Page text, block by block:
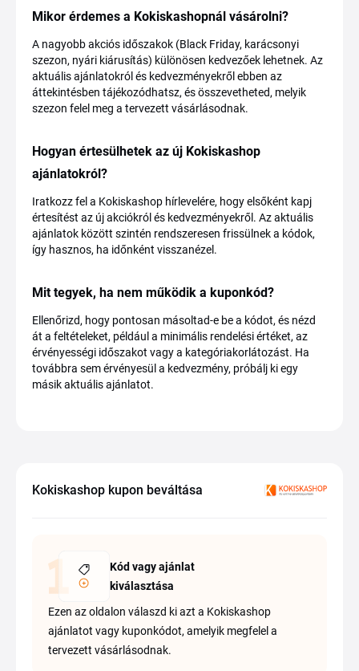
Mikor érdemes a Kokiskashopnál vásárolni?
A nagyobb akciós időszakok (Black Friday, karácsonyi
szezon, nyári kiárusítás) különösen kedvezőek lehetnek. Az
aktuális ajánlatokról és kedvezményekről ebben az
áttekintésben tájékozódhatsz, és összevetheted, melyik
szezon felel meg a tervezett vásárlásodnak.
Hogyan értesülhetek az új Kokiskashop
ajánlatokról?
Iratkozz fel a Kokiskashop hírlevelére, hogy elsőként kapj
értesítést az új akciókról és kedvezményekről. Az aktuális
ajánlatok között szintén rendszeresen frissülnek a kódok,
így hasznos, ha időnként visszanézel.
Mit tegyek, ha nem működik a kuponkód?
Ellenőrizd, hogy pontosan másoltad-e be a kódot, és nézd
át a feltételeket, például a minimális rendelési értéket, az
érvényességi időszakot vagy a kategóriakorlátozást. Ha
továbbra sem érvényesül a kedvezmény, próbálj ki egy
másik aktuális ajánlatot.
Kokiskashop kupon beváltása
Kód vagy ajánlat
kiválasztása
Ezen az oldalon válaszd ki azt a Kokiskashop
ajánlatot vagy kuponkódot, amelyik megfelel a
tervezett vásárlásodnak.